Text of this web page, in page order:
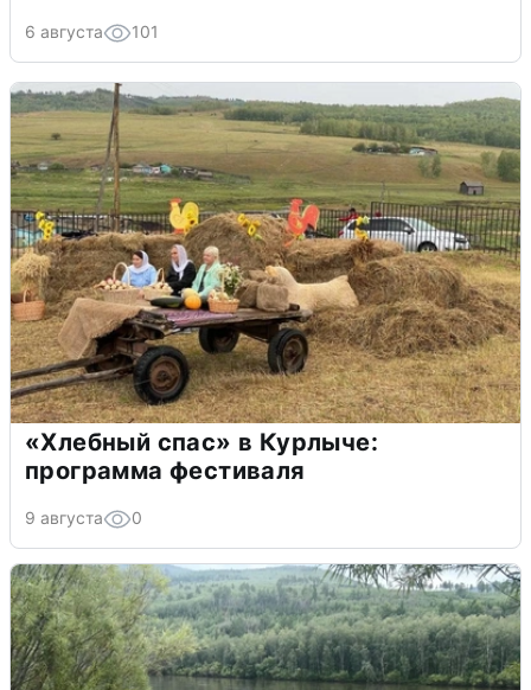
6 августа 101
«Хлебный спас» в Курлыче:
программа фестиваля
9 августа 0